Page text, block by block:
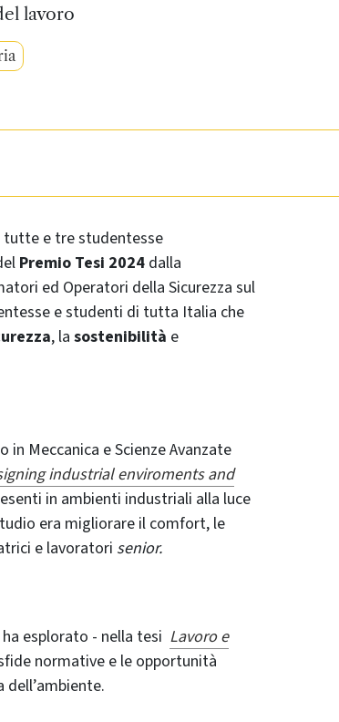
lavoro
tutte e tre studentesse
Premio Tesi 2024 dalla
ed Operatori della Sicurezza sul
e studenti di tutta Italia che
, la sostenibilità e
Meccanica e Scienze Avanzate
industrial enviroments and
in ambienti industriali alla luce
era migliorare il comfort, le
e lavoratori senior.
esplorato - nella tesi Lavoro e
normative e le opportunità